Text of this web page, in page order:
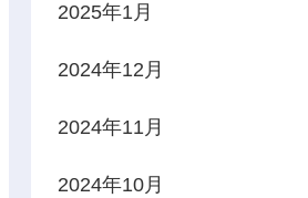
2025年1月
2024年12月
2024年11月
2024年10月